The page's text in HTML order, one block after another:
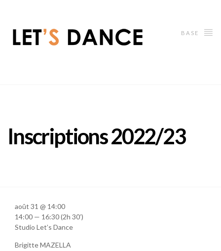
BASE
Inscriptions 2022/23
août 31 @ 14:00
14:00 — 16:30(2h 30′)
Studio Let’s Dance
Brigitte MAZELLA